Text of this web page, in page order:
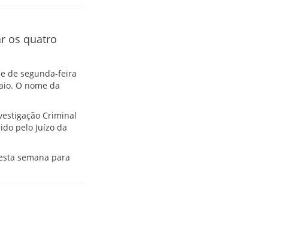
os quatro
de segunda-feira
O nome da
Criminal
pelo Juízo da
semana para